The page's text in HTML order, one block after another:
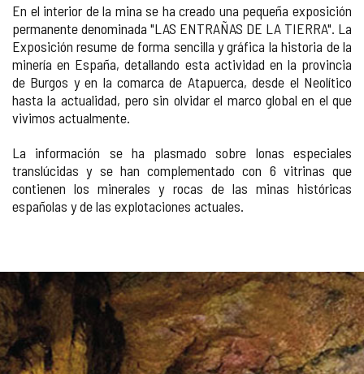
En el interior de la mina se ha creado una pequeña exposición
permanente denominada "LAS ENTRAÑAS DE LA TIERRA". La
Exposición resume de forma sencilla y gráfica la historia de la
minería en España, detallando esta actividad en la provincia
de Burgos y en la comarca de Atapuerca, desde el Neolítico
hasta la actualidad, pero sin olvidar el marco global en el que
vivimos actualmente.
La información se ha plasmado sobre lonas especiales
translúcidas y se han complementado con 6 vitrinas que
contienen los minerales y rocas de las minas históricas
españolas y de las explotaciones actuales.
GALERÍA
DE
IMÁGENES